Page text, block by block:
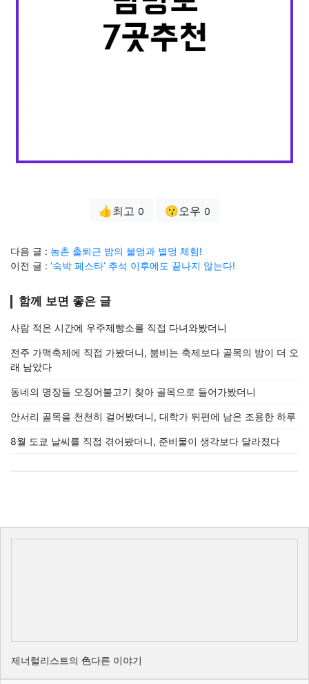
👍최고 0 😗오우 0
다음 글 : 농촌 출퇴근 밤의 불멍과 별멍 체험!
이전 글 : ‘숙박 페스타’ 추석 이후에도 끝나지 않는다!
함께 보면 좋은 글
사람 적은 시간에 우주제빵소를 직접 다녀와봤더니
전주 가맥축제에 직접 가봤더니, 붐비는 축제보다 골목의 밤이 더 오
래 남았다
동네의 명장들 오징어불고기 찾아 골목으로 들어가봤더니
안서리 골목을 천천히 걸어봤더니, 대학가 뒤편에 남은 조용한 하루
8월 도쿄 날씨를 직접 겪어봤더니, 준비물이 생각보다 달라졌다
제너럴리스트의 色다른 이야기